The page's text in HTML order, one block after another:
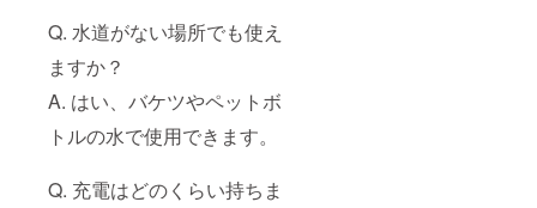
Q. 水道がない場所でも使え
ますか？
A. はい、バケツやペットボ
トルの水で使用できます。
Q. 充電はどのくらい持ちま